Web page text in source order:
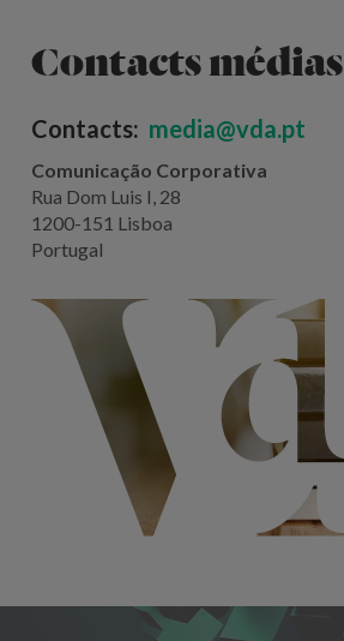
Contacts médias
Contacts: media@vda.pt
Comunicação Corporativa
Rua Dom Luis I, 28
1200-151 Lisboa
Portugal